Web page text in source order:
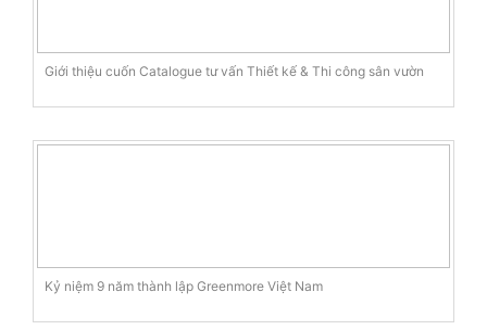
Giới thiệu cuốn Catalogue tư vấn Thiết kế & Thi công sân vườn
Kỷ niệm 9 năm thành lập Greenmore Việt Nam